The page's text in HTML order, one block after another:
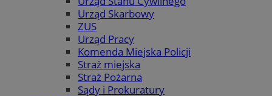
Urząd Skarbowy
ZUS
Urząd Pracy
Komenda Miejska Policji
Straż miejska
Straż Pożarna
Sądy i Prokuratury